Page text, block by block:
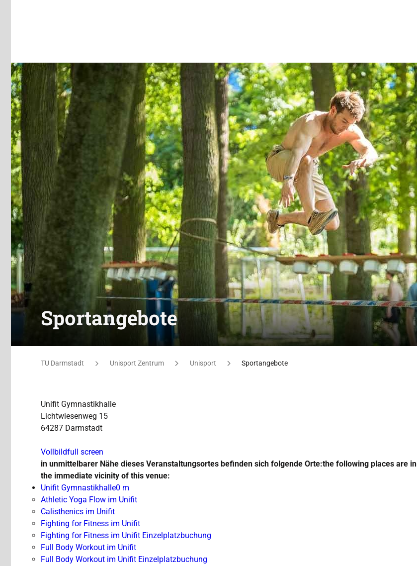
Sportangebote
Sie befinden sich hier:
TU Darmstadt Unisport Zentrum Unisport Sportangebote
Unifit Gymnastikhalle
Lichtwiesenweg 15
64287 Darmstadt
Vollbildfull screen
in unmittelbarer Nähe dieses Veranstaltungsortes befinden sich folgende Orte:the following places are in
the immediate vicinity of this venue:
Unifit Gymnastikhalle0 m
Athletic Yoga Flow im Unifit
Calisthenics im Unifit
Fighting for Fitness im Unifit
Fighting for Fitness im Unifit Einzelplatzbuchung
Full Body Workout im Unifit
Full Body Workout im Unifit Einzelplatzbuchung